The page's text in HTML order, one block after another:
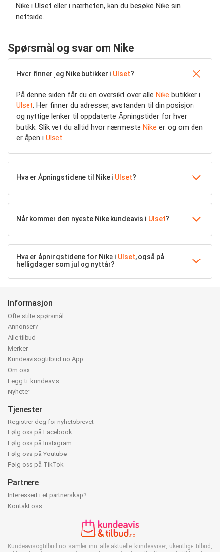
Nike i Ulset eller i nærheten, kan du besøke Nike sin
nettside.
Spørsmål og svar om Nike
Hvor finner jeg Nike butikker i Ulset?
På denne siden får du en oversikt over alle Nike butikker i
Ulset. Her finner du adresser, avstanden til din posisjon
og nyttige lenker til oppdaterte Åpningstider for hver
butikk. Slik vet du alltid hvor nærmeste Nike er, og om den
er åpen i Ulset.
Hva er Åpningstidene til Nike i Ulset?
Når kommer den nyeste Nike kundeavis i Ulset?
Hva er åpningstidene for Nike i Ulset, også på
helligdager som jul og nyttår?
Informasjon
Ofte stilte spørsmål
Annonser?
Alle tilbud
Merker
Kundeavisogtilbud.no App
Om oss
Legg til kundeavis
Nyheter
Tjenester
Registrer deg for nyhetsbrevet
Følg oss på Facebook
Følg oss på Instagram
Følg oss på Youtube
Følg oss på TikTok
Partnere
Interessert i et partnerskap?
Kontakt oss
Kundeavisogtilbud.no samler inn alle aktuelle kundeaviser, ukentlige tilbud,